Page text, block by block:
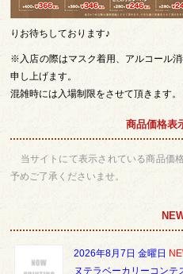
りお待ちしております♪
※入店の際はマスク着用、アルコール
申し上げます。
混雑時には入場制限をさせて頂きます。
商品価格表
当サイトにて表示されている商品価
予めご了承くださいませ。
2026年8月7日 金曜日
ヌテラベーカリーコンテ